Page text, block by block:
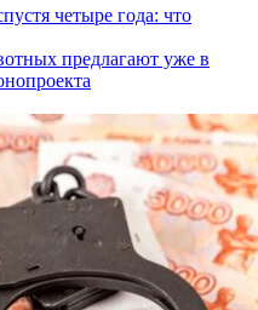
четыре года: что
предлагают уже в